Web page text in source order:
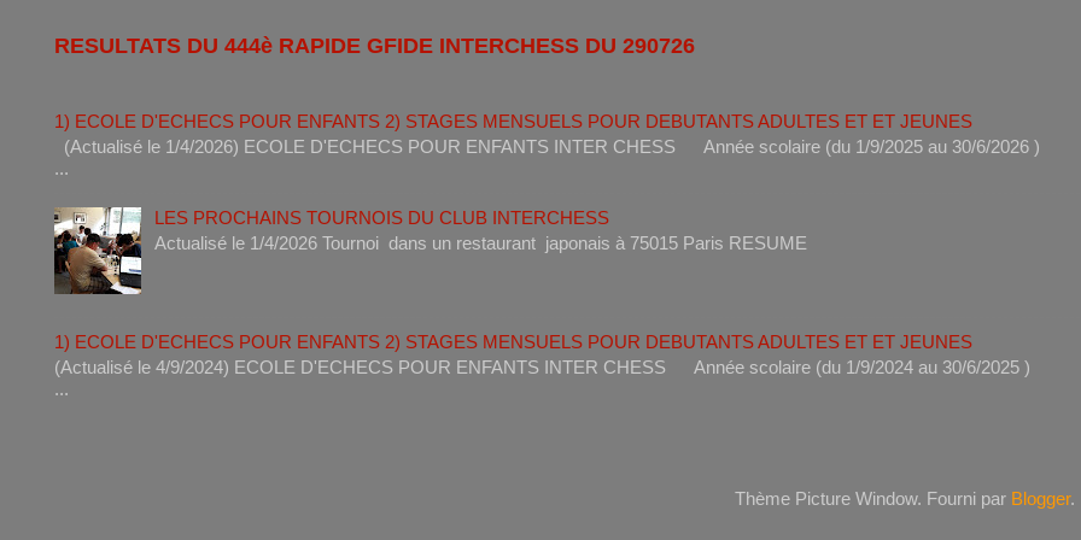
RESULTATS DU 444è RAPIDE GFIDE INTERCHESS DU 290726
1) ECOLE D'ECHECS POUR ENFANTS 2) STAGES MENSUELS POUR DEBUTANTS ADULTES ET ET JEUNES
(Actualisé le 1/4/2026) ECOLE D'ECHECS POUR ENFANTS INTER CHESS Année scolaire (du 1/9/2025 au 30/
...
LES PROCHAINS TOURNOIS DU CLUB INTERCHESS
Actualisé le 1/4/2026 Tournoi dans un restaurant japonais à 75015 Paris
1) ECOLE D'ECHECS POUR ENFANTS 2) STAGES MENSUELS POUR DEBUTANTS ADULTES ET ET JEUNES
(Actualisé le 4/9/2024) ECOLE D'ECHECS POUR ENFANTS INTER CHESS Année scolaire (du 1/9/2024 au 30/
...
Thème Picture Window. Fourni par Blogger.